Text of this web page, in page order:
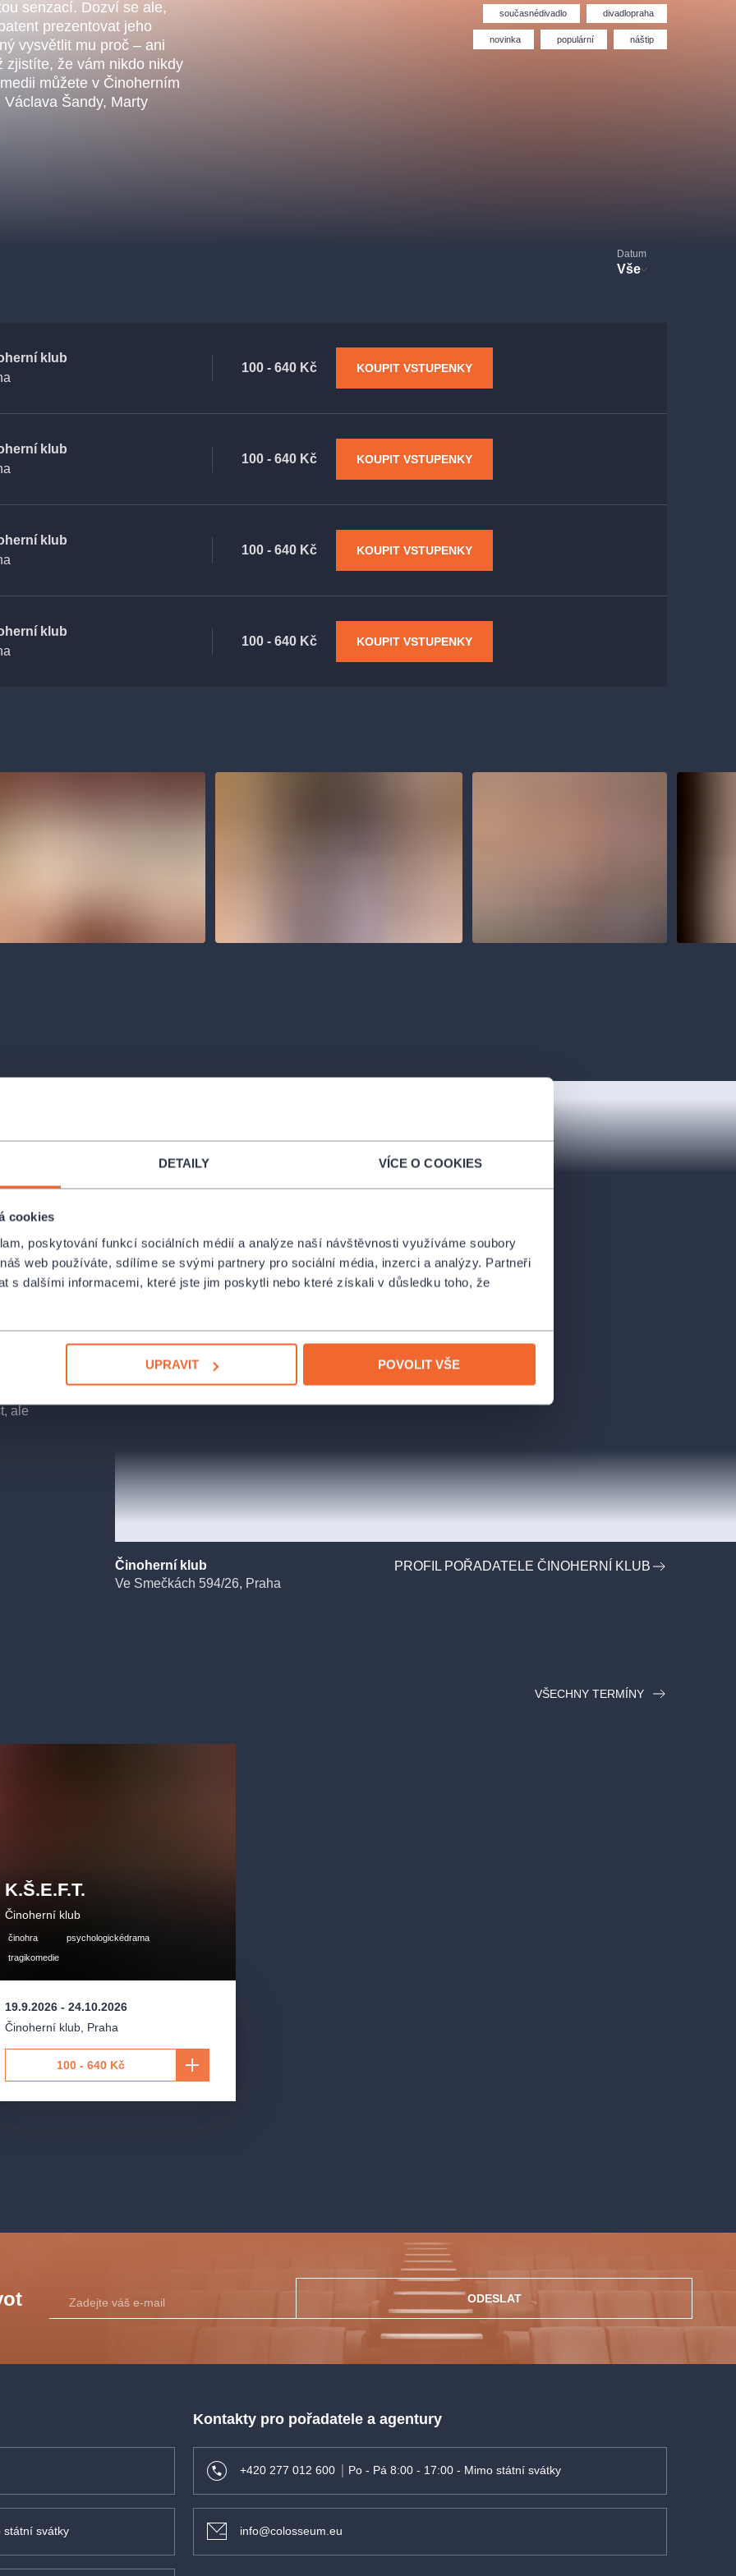
DETAILY VÍCE O COOKIES
cookies
poskytování funkcí sociálních médií a analýze naší návštěvnosti využíváme soubory
web používáte, sdílíme se svými partnery pro sociální média, inzerci a analýzy. Partneři
s dalšími informacemi, které jste jim poskytli nebo které získali v důsledku toho, že
UPRAVIT POVOLIT VŠE
senzací. Dozví se ale,
prezentovat jeho
vysvětlit mu proč – ani
zjistíte, že vám nikdo nikdy
můžete v Činoherním
Šandy, Marty
současnédivadlo divadlopraha
novinka populární náštip
Datum
Vše
klub
100 - 640 Kč KOUPIT VSTUPENKY
klub
100 - 640 Kč KOUPIT VSTUPENKY
klub
100 - 640 Kč KOUPIT VSTUPENKY
klub
100 - 640 Kč KOUPIT VSTUPENKY
se ale, že na
kolega. Nikdo
žena.
že jste oškliví?
změnit
která
ale
Jan T.
Činoherní klub
Ve Smečkách 594/26, Praha
PROFIL POŘADATELE ČINOHERNÍ KLUB
VŠECHNY TERMÍNY
K.Š.E.F.T.
Činoherní klub
činohra
psychologickédrama
tragikomedie
19.9.2026- 24.10.2026
Činoherní klub, Praha
100 - 640 Kč
ODESLAT
státní svátky
Kontakty pro pořadatele a agentury
+420 277 012 600 Po - Pá 8:00 - 17:00 - Mimo státní svátky
info@colosseum.eu
Divadlo Hybernia
Filmový orchestr Praha
(FOP)